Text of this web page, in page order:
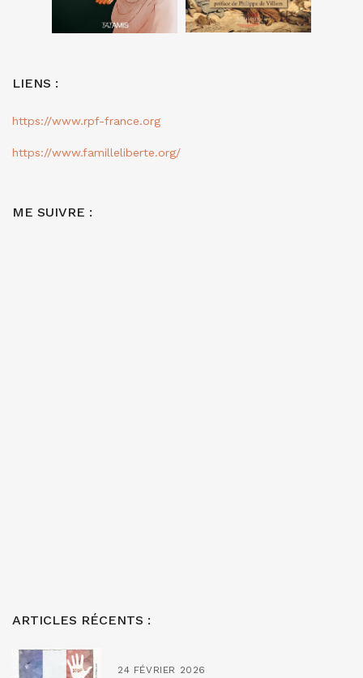
LIENS :
https://www.rpf-france.org
https://www.familleliberte.org/
ME SUIVRE :
ARTICLES RÉCENTS :
24 FÉVRIER 2026